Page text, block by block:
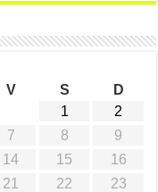
V S
D
1
2
7 8
9
14 15
16
21 22
23